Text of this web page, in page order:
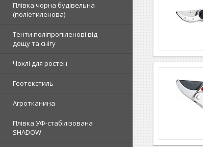
Плівка чорна будівельна
(поліетиленова)
Тенти поліпропіленові від
дощу та снігу
Чохлі для ростен
Геотекстиль
Агротканина
Плівка УФ-стабілізована
SHADOW